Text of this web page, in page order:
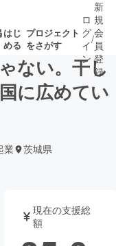
はじ
める
プロジェクト
をさがす
が近いプ
ロ
グ
イ
ン
/
新
規
会
員
登
録
ない。干し
に広めてい
業 茨城県
現在の支援総
額